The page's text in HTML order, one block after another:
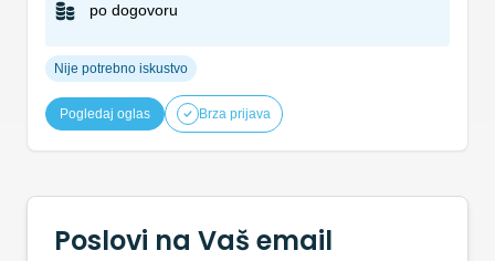
po dogovoru
Nije potrebno iskustvo
Pogledaj oglas Brza prijava
Poslovi na Vaš email